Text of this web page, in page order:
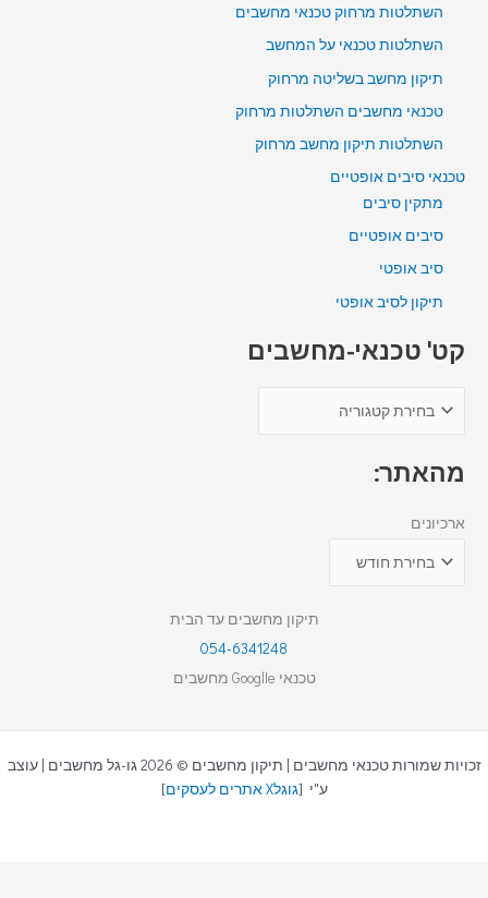
השתלטות מרחוק טכנאי מחשבים
השתלטות טכנאי על המחשב
תיקון מחשב בשליטה מרחוק
טכנאי מחשבים השתלטות מרחוק
השתלטות תיקון מחשב מרחוק
טכנאי סיבים אופטיים
מתקין סיבים
סיבים אופטיים
סיב אופטי
תיקון לסיב אופטי
קט' טכנאי-מחשבים
מהאתר:
ארכיונים
תיקון מחשבים עד הבית
054-6341248
טכנאי Googlle מחשבים
זכויות שמורות טכנאי מחשבים | תיקון מחשבים © 2026 גו-גל מחשבים | עוצב
ע"י [גוגלX אתרים לעסקים ]